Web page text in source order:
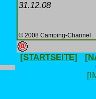
31.12.08
© 2008 Camping-Channel
[STARTSEITE]